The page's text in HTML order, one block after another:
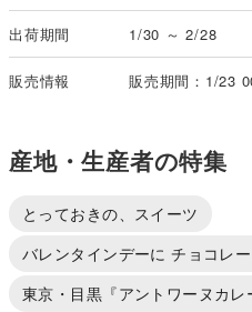
出荷期間 1/30 ～ 2/28
販売情報 販売期間：1/23
産地・生産者の特集
とっておきの、スイーツ
バレンタインデーに チョコレ
東京・目黒『アントワーヌカレ